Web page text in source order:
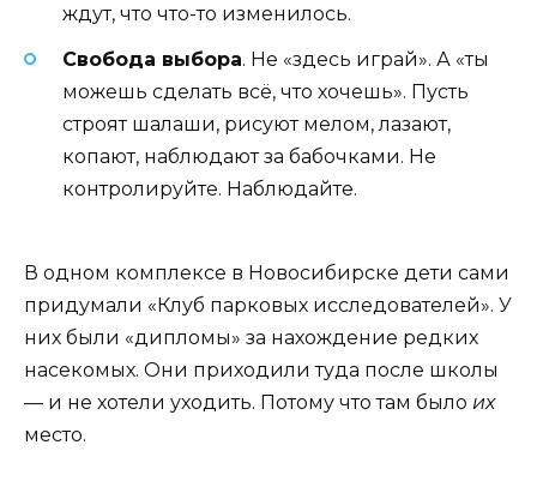
ждут, что что-то изменилось.
Свобода выбора. Не «здесь играй». А «ты
можешь сделать всё, что хочешь». Пусть
строят шалаши, рисуют мелом, лазают,
копают, наблюдают за бабочками. Не
контролируйте. Наблюдайте.
В одном комплексе в Новосибирске дети сами
придумали «Клуб парковых исследователей». У
них были «дипломы» за нахождение редких
насекомых. Они приходили туда после школы
— и не хотели уходить. Потому что там было их
место.